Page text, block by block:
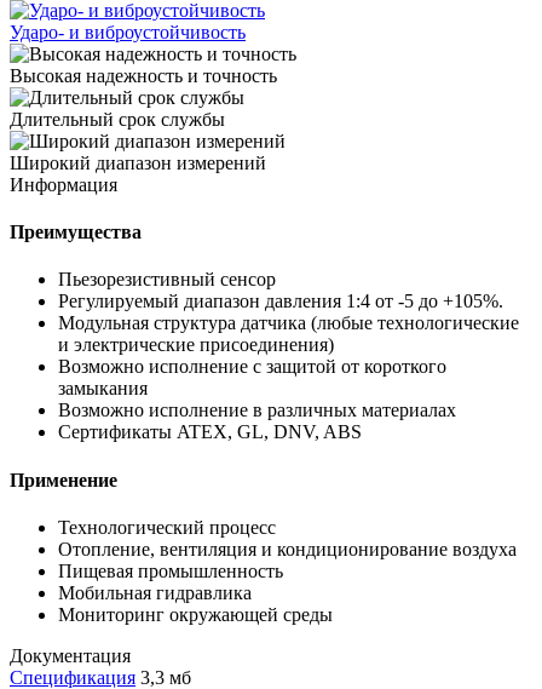
Ударо- и виброустойчивость
Высокая надежность и точность
Длительный срок службы
Широкий диапазон измерений
Информация
Преимущества
Пьезорезистивный сенсор
Регулируемый диапазон давления 1:4 от -5 до +105%.
Модульная структура датчика (любые технологические
и электрические присоединения)
Возможно исполнение с защитой от короткого
замыкания
Возможно исполнение в различных материалах
Сертификаты ATEX, GL, DNV, ABS
Применение
Технологический процесс
Отопление, вентиляция и кондиционирование воздуха
Пищевая промышленность
Мобильная гидравлика
Мониторинг окружающей среды
Документация
Спецификация 3,3 мб